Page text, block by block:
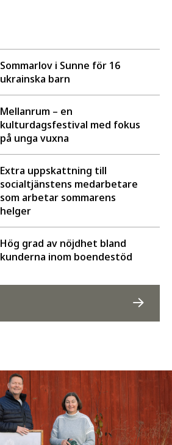
Sommarlov i Sunne för 16
ukrainska barn
Mellanrum – en
kulturdagsfestival med fokus
på unga vuxna
Extra uppskattning till
socialtjänstens medarbetare
som arbetar sommarens
helger
Hög grad av nöjdhet bland
kunderna inom boendestöd